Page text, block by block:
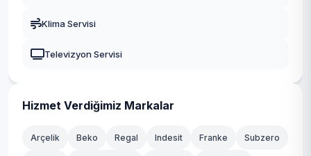
Kağıthane
Kartal
Klima Servisi
Televizyon Servisi
Hizmet Verdiğimiz Markalar
Arçelik Beko Regal Indesit Franke Subzero